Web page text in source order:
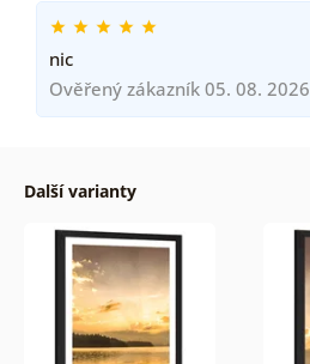
nic
Ověřený zákazník 05. 08. 2026
Další varianty